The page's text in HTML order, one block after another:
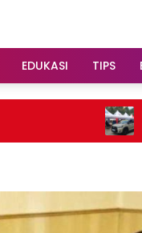
EDUKASI TIPS
Fronx,